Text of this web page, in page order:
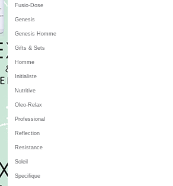
Fusio-Dose
Genesis
Genesis Homme
Gifts & Sets
Homme
Initialiste
Nutritive
Oleo-Relax
Professional
Reflection
Resistance
Soleil
Specifique